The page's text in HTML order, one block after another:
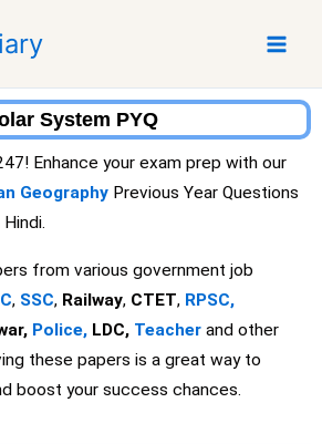
System PYQ
Enhance your exam prep with our
Geography Previous Year Questions
Hindi.
from various government job
, SSC, Railway, CTET, RPSC,
Police, LDC, Teacher and other
these papers is a great way to
boost your success chances.